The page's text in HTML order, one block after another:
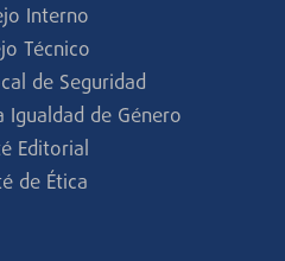
Interno
Técnico
de Seguridad
Igualdad de Género
Editorial
de Ética